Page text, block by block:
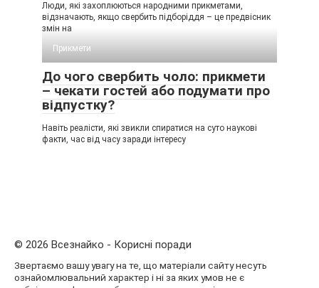
Люди, які захоплюються народними прикметами,
відзначають, якщо свербить підборіддя – це предвісник
змін на
Прикмети
До чого свербить чоло: прикмети
– чекати гостей або подумати про
відпустку?
Навіть реалісти, які звикли спиратися на суто наукові
факти, час від часу заради інтересу
© 2026 Всезнайко - Корисні поради
Звертаємо вашу увагу на те, що матеріали сайту несуть
ознайомлювальний характер і ні за яких умов не є